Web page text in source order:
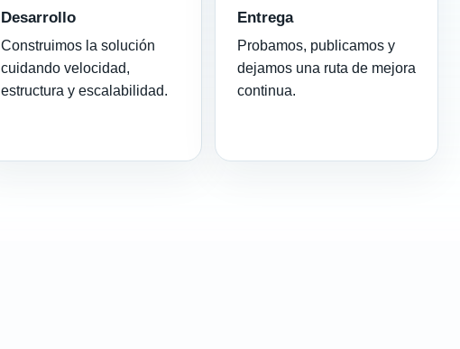
Desarrollo
Construimos la solución
cuidando velocidad,
estructura y escalabilidad.
Entrega
Probamos, publicamos y
dejamos una ruta de mejora
continua.